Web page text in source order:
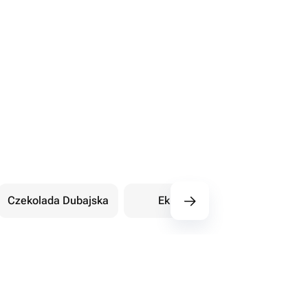
Czekolada Dubajska Eklery